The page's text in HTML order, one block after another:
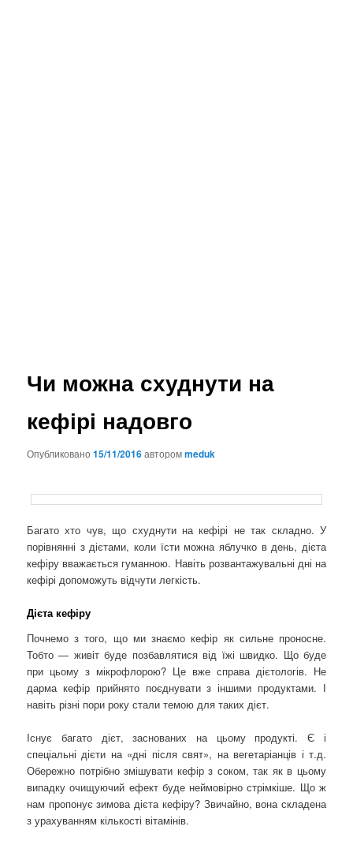
Чи можна схуднути на
кефірі надовго
Опубликовано15/11/2016авторомmeduk
Багато хто чув, що схуднути на кефірі не так складно. У
порівнянні з дієтами, коли їсти можна яблучко в день, дієта
кефіру вважається гуманною. Навіть розвантажувальні дні на
кефірі допоможуть відчути легкість.
Дієта кефіру
Почнемо з того, що ми знаємо кефір як сильне проносне.
Тобто — живіт буде позбавлятися від їжі швидко. Що буде
при цьому з мікрофлорою? Це вже справа дієтологів. Не
дарма кефір прийнято поєднувати з іншими продуктами. І
навіть різні пори року стали темою для таких дієт.
Існує багато дієт, заснованих на цьому продукті. Є і
спеціальні дієти на «дні після свят», на вегетаріанців і т.д.
Обережно потрібно змішувати кефір з соком, так як в цьому
випадку очищуючий ефект буде неймовірно стрімкіше. Що ж
нам пропонує зимова дієта кефіру? Звичайно, вона складена
з урахуванням кількості вітамінів.